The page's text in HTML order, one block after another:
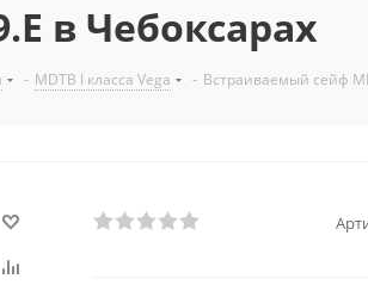
в Чебоксарах
- MDTB I класса Vega - Встраиваемый сейф